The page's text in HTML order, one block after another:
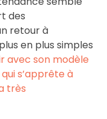
des
retour à
en plus simples
avec son modèle
s’apprête à
très